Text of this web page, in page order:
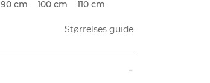
90 cm 100 cm
110 cm
Størrelses guide
-